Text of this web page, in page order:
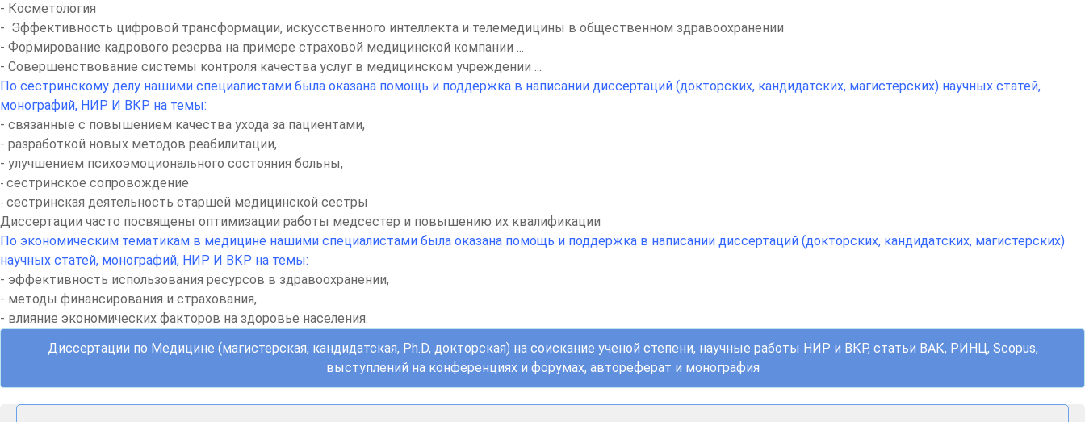
- Косметология
- Эффективность цифровой трансформации, искусственного интеллекта и телемедицины в общественном здравоохранении
- Формирование кадрового резерва на примере страховой медицинской компании ...
- Совершенствование системы контроля качества услуг в медицинском учреждении ...
По сестринскому делу нашими специалистами была оказана помощь и поддержка в написании диссертаций (докторских, кандидатских, магистерских) научных статей,
монографий, НИР И ВКР на темы:
- связанные с повышением качества ухода за пациентами,
- разработкой новых методов реабилитации,
- улучшением психоэмоционального состояния больны,
- сестринское сопровождение
- сестринская деятельность старшей медицинской сестры
Диссертации часто посвящены оптимизации работы медсестер и повышению их квалификации
По экономическим тематикам в медицине нашими специалистами была оказана помощь и поддержка в написании диссертаций (докторских, кандидатских, магистерских)
научных статей, монографий, НИР И ВКР на темы:
- эффективность использования ресурсов в здравоохранении,
- методы финансирования и страхования,
- влияние экономических факторов на здоровье населения.
Диссертации по Медицине (магистерская, кандидатская, Ph.D, докторская) на соискание ученой степени, научные работы НИР и ВКР, статьи ВАК, РИНЦ, Scopus,
выступлений на конференциях и форумах, автореферат и монография